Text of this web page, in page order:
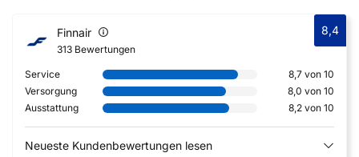
Finnair
313 Bewertungen
8,4
Service
8,7 von 10
Versorgung
8,0 von 10
Ausstattung
8,2 von 10
Neueste Kundenbewertungen lesen